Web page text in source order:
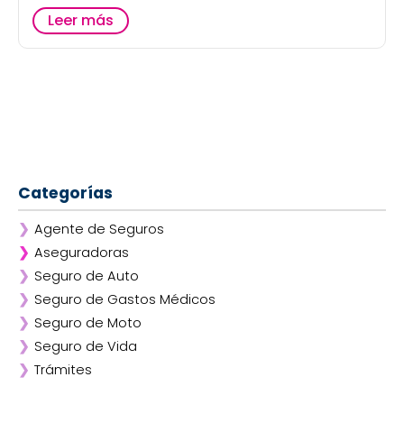
Leer más
Categorías
❯ Agente de Seguros
❯ Aseguradoras
❯ Afirme
❯ ANA
❯ AXA
❯ Chubb
❯ GNP
❯ Seguro de Auto
❯ Seguro de Gastos Médicos
❯ Seguro de Moto
❯ Seguro de Vida
❯ Trámites